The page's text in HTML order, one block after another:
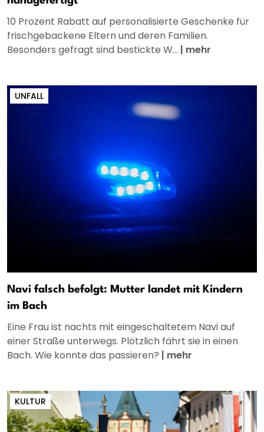
10 Prozent Rabatt auf personalisierte Geschenke für
frischgebackene Eltern und deren Familien.
Besonders gefragt sind bestickte W... | mehr
UNFALL
Navi falsch befolgt: Mutter landet mit Kindern
im Bach
Eine Frau ist nachts mit eingeschaltetem Navi auf
einer Straße unterwegs. Plötzlich fährt sie in einen
Bach. Wie konnte das passieren? | mehr
KULTUR